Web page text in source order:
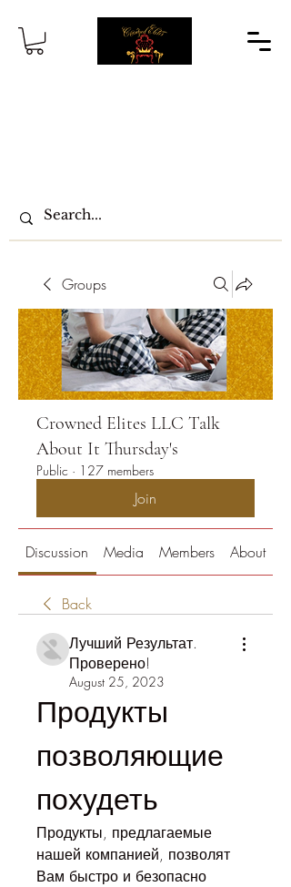
Groups
Crowned Elites LLC Talk
About It Thursday's
Public · 127 members
Join
Discussion Media Members About
Back
Лучший Результат.
Проверено!
August 25, 2023
Продукты
позволяющие
похудеть
Продукты, предлагаемые
нашей компанией, позволят
Вам быстро и безопасно